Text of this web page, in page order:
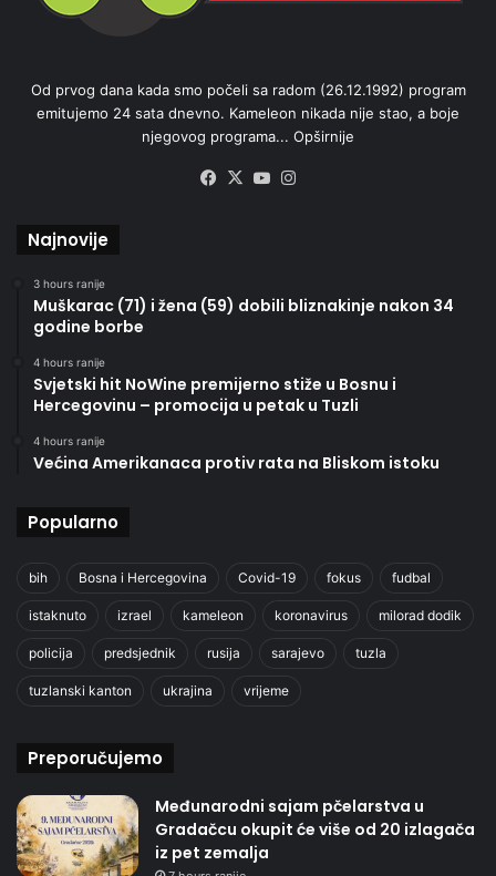
Od prvog dana kada smo počeli sa radom (26.12.1992) program
emitujemo 24 sata dnevno. Kameleon nikada nije stao, a boje
njegovog programa... Opširnije
Facebook
X YouTube
Najnovije
3 hours ranije
Muškarac (71) i žena (59) dobili bliznakinje nakon 34
godine borbe
4 hours ranije
Svjetski hit NoWine premijerno stiže u Bosnu i
Hercegovinu – promocija u petak u Tuzli
4 hours ranije
Većina Amerikanaca protiv rata na Bliskom istoku
Popularno
bih Bosna i Hercegovina Covid-19 fokus fudbal
istaknuto izrael kameleon koronavirus milorad dodik
policija predsjednik rusija sarajevo tuzla
tuzlanski kanton ukrajina vrijeme
Preporučujemo
Međunarodni sajam pčelarstva u
Gradačcu okupit će više od 20 izlagača
iz pet zemalja